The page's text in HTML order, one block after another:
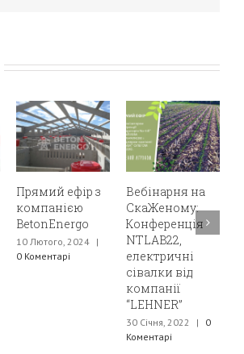
Прямий ефір з
компанією
BetonEnergo
10 Лютого, 2024 |
0 Коментарі
Вебінарня на
СкаЖеному:
Конференція
NTLAB22,
електричні
сівалки від
компанії
“LEHNER”
30 Січня, 2022 |
0
Коментарі